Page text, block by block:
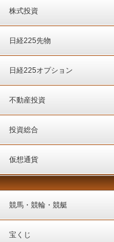
株式投資
日経225先物
日経225オプション
不動産投資
投資総合
仮想通貨
競馬・競輪・競艇
宝くじ